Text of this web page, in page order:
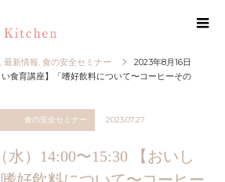
最新情報 食の安全セミナー
2023年8月16日
い食育講座】「嗜好飲料について〜コーヒーその
食の安全セミナー 2023.07.27
水）14:00〜15:30 【おいし